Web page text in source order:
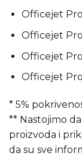
Officejet
Officejet
Officejet
Officejet
* 5%
** Nastojimo
proizvoda i
da su sve